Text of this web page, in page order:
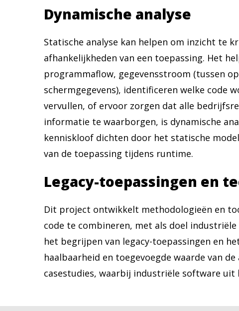
Dynamische analyse
Statische analyse kan helpen om inzicht te
afhankelijkheden van een toepassing. Het
programmaflow, gegevensstroom (tussen
schermgegevens), identificeren welke code
vervullen, of ervoor zorgen dat alle
informatie te waarborgen, is dynamische
kenniskloof dichten door het statische
van de toepassing tijdens runtime.
Legacy-toepassingen en
Dit project ontwikkelt methodologieën en
code te combineren, met als doel
het begrijpen van legacy-toepassingen en
haalbaarheid en toegevoegde waarde van
casestudies, waarbij industriële software